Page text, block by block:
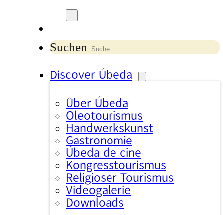
Suchen
Discover Úbeda
Über Úbeda
Oleotourismus
Handwerkskunst
Gastronomie
Úbeda de cine
Kongresstourismus
Religiöser Tourismus
Videogalerie
Downloads